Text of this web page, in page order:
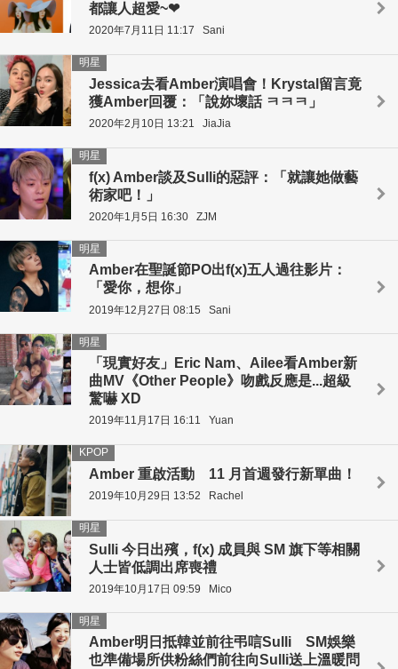
都讓人超愛~❤
2020年7月11日 11:17 Sani
Jessica去看Amber演唱會！Krystal留言竟
獲Amber回覆：「說妳壞話 ㅋㅋㅋ」
明星
2020年2月10日 13:21 JiaJia
f(x) Amber談及Sulli的惡評：「就讓她做藝
術家吧！」
明星
2020年1月5日 16:30 ZJM
Amber在聖誕節PO出f(x)五人過往影片：
「愛你，想你」
明星
2019年12月27日 08:15 Sani
「現實好友」Eric Nam、Ailee看Amber新
曲MV《Other People》吻戲反應是...超級
驚嚇 XD
明星
2019年11月17日 16:11 Yuan
Amber 重啟活動 11 月首週發行新單曲！
KPOP
2019年10月29日 13:52 Rachel
Sulli 今日出殯，f(x) 成員與 SM 旗下等相關
人士皆低調出席喪禮
明星
2019年10月17日 09:59 Mico
Amber明日抵韓並前往弔唁Sulli SM娛樂
也準備場所供粉絲們前往向Sulli送上溫暖問
明星